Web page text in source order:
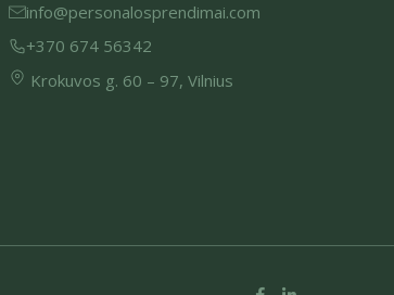
info@personalosprendimai.com
+370 674 56342
Krokuvos g. 60 – 97, Vilnius